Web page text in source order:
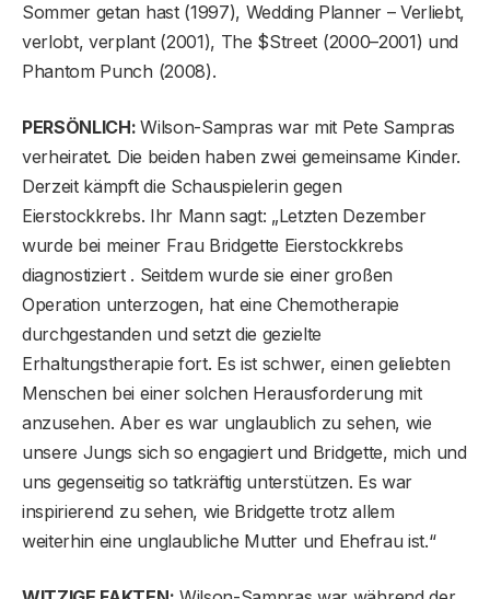
Sommer getan hast (1997), Wedding Planner – Verliebt,
verlobt, verplant (2001), The $Street (2000–2001) und
Phantom Punch (2008).
PERSÖNLICH:Wilson-Sampras war mit Pete Sampras
verheiratet. Die beiden haben zwei gemeinsame Kinder.
Derzeit kämpft die Schauspielerin gegen
Eierstockkrebs. Ihr Mann sagt: „Letzten Dezember
wurde bei meiner Frau Bridgette Eierstockkrebs
diagnostiziert . Seitdem wurde sie einer großen
Operation unterzogen, hat eine Chemotherapie
durchgestanden und setzt die gezielte
Erhaltungstherapie fort. Es ist schwer, einen geliebten
Menschen bei einer solchen Herausforderung mit
anzusehen. Aber es war unglaublich zu sehen, wie
unsere Jungs sich so engagiert und Bridgette, mich und
uns gegenseitig so tatkräftig unterstützen. Es war
inspirierend zu sehen, wie Bridgette trotz allem
weiterhin eine unglaubliche Mutter und Ehefrau ist.“